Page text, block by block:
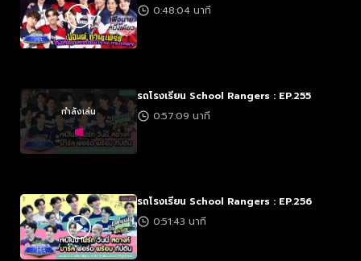
0:48:04 นาที
กำลังเล่น
รถโรงเรียน School Rangers : EP.255
0:57:09 นาที
รถโรงเรียน School Rangers : EP.256
0:51:43 นาที